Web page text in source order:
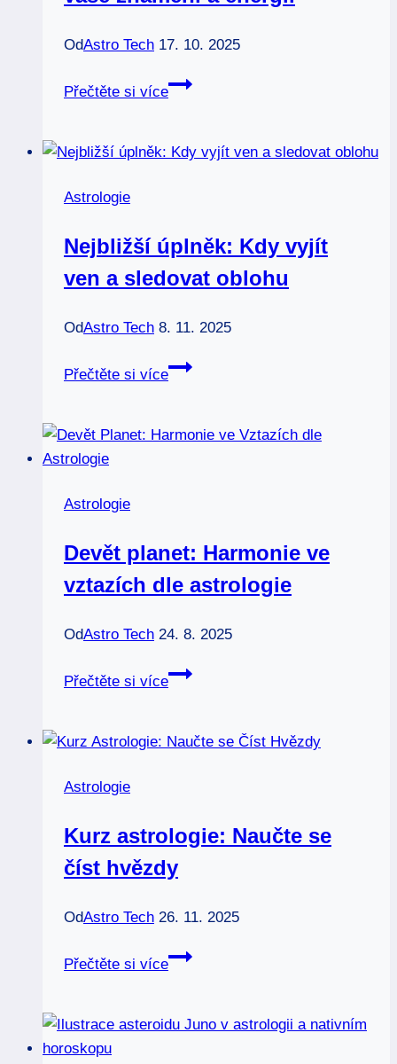
OdAstro Tech 17. 10. 2025
Přečtěte si více
Úplněk
ovlivňuje
energii
Astrologie
Nejbližší úplněk: Kdy vyjít
ven a sledovat oblohu
OdAstro Tech 8. 11. 2025
Přečtěte si více
Nejbližší
vyjít
Astrologie
Devět planet: Harmonie ve
vztazích dle astrologie
OdAstro Tech 24. 8. 2025
Přečtěte si více
Devět
ve
Astrologie
Kurz astrologie: Naučte se
číst hvězdy
OdAstro Tech 26. 11. 2025
Přečtěte si více
Kurz
se